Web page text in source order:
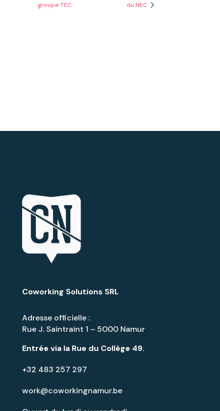
groupe TEC
du NEC
Coworking Solutions SRL
Adresse officielle :
Rue J. Saintraint 1 – 5000 Namur
Entrée via la Rue du Collège 49.
+32 483 257 297
work@coworkingnamur.be